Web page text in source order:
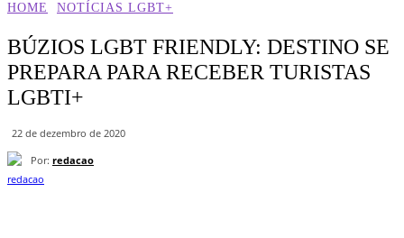
HOME NOTÍCIAS LGBT+
BÚZIOS LGBT FRIENDLY: DESTINO SE
PREPARA PARA RECEBER TURISTAS
LGBTI+
22 de dezembro de 2020
Por: redacao